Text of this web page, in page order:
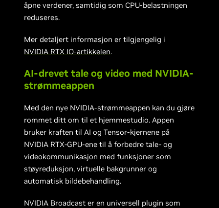
åpne verdener, samtidig som CPU-belastningen
reduseres.
Mer detaljert informasjon er tilgjengelig i
NVIDIA RTX IO-artikkelen.
AI-drevet tale og video med NVIDIA-
strømmeappen
Med den nye NVIDIA-strømmeappen kan du gjøre
rommet ditt om til et hjemmestudio. Appen
bruker kraften til AI og Tensor-kjernene på
NVIDIA RTX-GPU-ene til å forbedre tale- og
videokommunikasjon med funksjoner som
støyreduksjon, virtuelle bakgrunner og
automatisk bildebehandling.
NVIDIA Broadcast er en universell plugin som